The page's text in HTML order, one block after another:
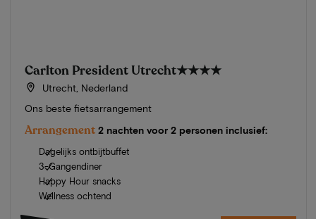
Carlton President Utrecht★★★★
Utrecht, Nederland
Ons beste fietsarrangement
Arrangement 2 nachten voor 2 personen inclusief:
Dagelijks ontbijtbuffet
3-Gangendiner
Happy Hour snacks
Wellness ochtend